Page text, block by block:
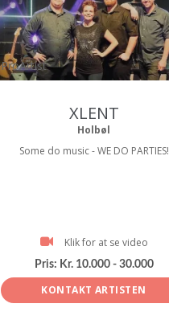
ProArtist
XLENT
Holbøl
Some do music - WE DO PARTIES!
Klik for at se video
Pris: Kr. 10.000 - 30.000
KONTAKT ARTISTEN